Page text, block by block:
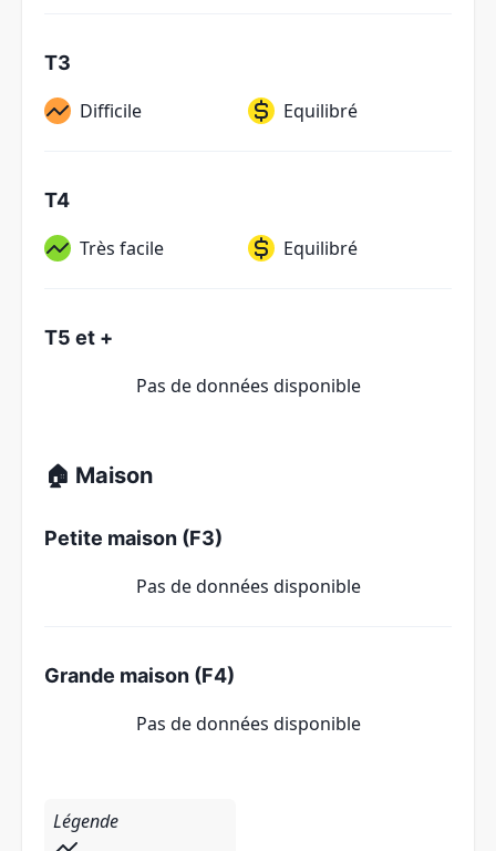
T3
Difficile Equilibré
T4
Très facile Equilibré
T5 et +
Pas de données disponible
🏠 Maison
Petite maison (F3)
Pas de données disponible
Grande maison (F4)
Pas de données disponible
Légende